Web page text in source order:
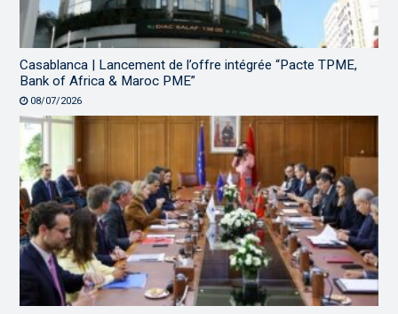
Casablanca | Lancement de l’offre intégrée “Pacte TPME,
Bank of Africa & Maroc PME”
08/07/2026